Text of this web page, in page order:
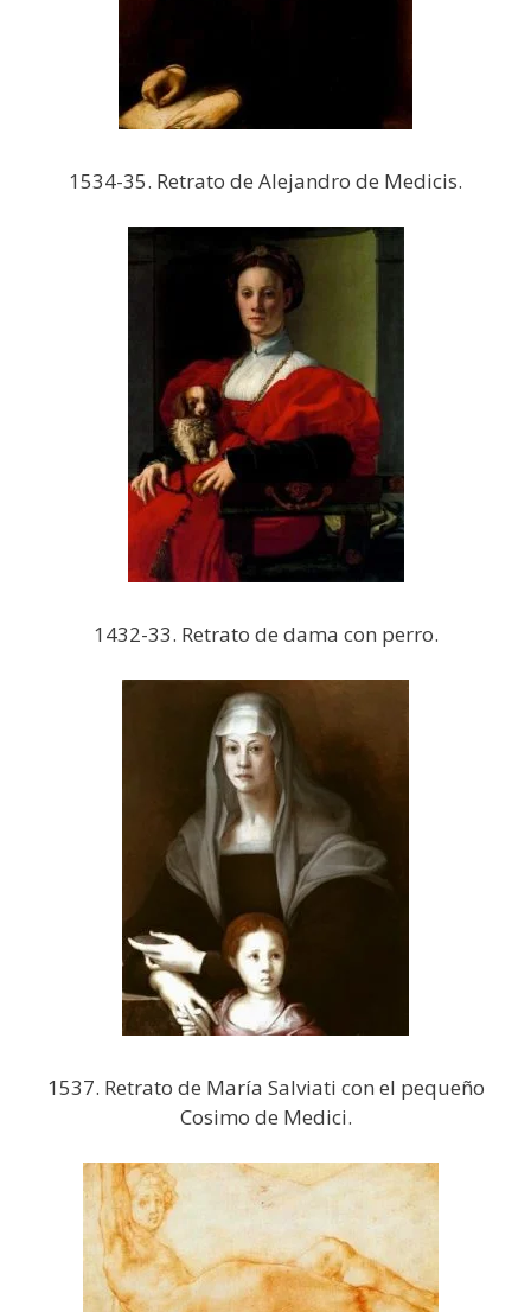
1534-35. Retrato de Alejandro de Medicis.
1432-33. Retrato de dama con perro.
1537. Retrato de María Salviati con el pequeño
Cosimo de Medici.